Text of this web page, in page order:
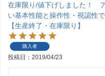
在庫限り/値下げしました！
い基本性能と操作性・視認性
【生産終了・在庫限り】
購入者
投稿日 2019/04/23